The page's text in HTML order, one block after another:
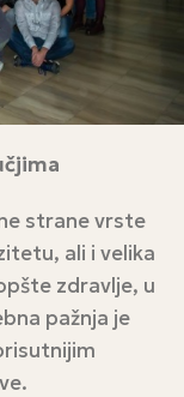
strane vrste
ali i velika
zdravlje, u
pažnja je